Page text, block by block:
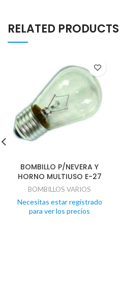
RELATED PRODUCTS
BOMBILLO P/NEVERA Y
HORNO MULTIUSO E-27
BOMBILLOS VARIOS
Necesitas estar registrado
para ver los precios